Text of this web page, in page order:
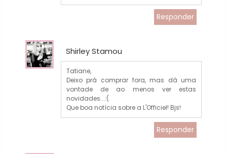
Responder
Shirley Stamou
Tatiane,
Deixo prá comprar fora, mas dá uma
vontade de ao menos ver estas
novidades...:(
Que boa notícia sobre a L'Officiel! Bjs!
Responder